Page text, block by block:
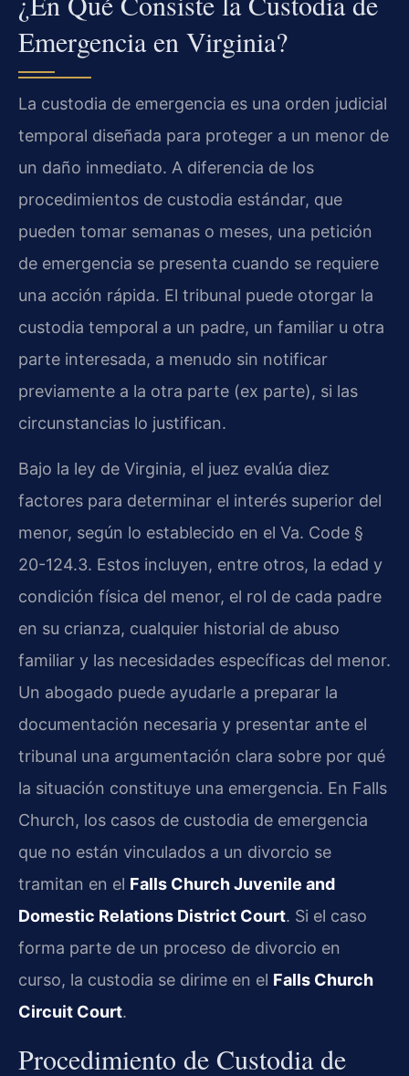
Emergencia en Virginia?
La custodia de emergencia es una orden judicial
temporal diseñada para proteger a un menor de
un daño inmediato. A diferencia de los
procedimientos de custodia estándar, que
pueden tomar semanas o meses, una petición
de emergencia se presenta cuando se requiere
una acción rápida. El tribunal puede otorgar la
custodia temporal a un padre, un familiar u otra
parte interesada, a menudo sin notificar
previamente a la otra parte (ex parte), si las
circunstancias lo justifican.
Bajo la ley de Virginia, el juez evalúa diez
factores para determinar el interés superior del
menor, según lo establecido en el Va. Code §
20-124.3. Estos incluyen, entre otros, la edad y
condición física del menor, el rol de cada padre
en su crianza, cualquier historial de abuso
familiar y las necesidades específicas del menor.
Un abogado puede ayudarle a preparar la
documentación necesaria y presentar ante el
tribunal una argumentación clara sobre por qué
la situación constituye una emergencia. En Falls
Church, los casos de custodia de emergencia
que no están vinculados a un divorcio se
tramitan en el Falls Church Juvenile and
Domestic Relations District Court. Si el caso
forma parte de un proceso de divorcio en
curso, la custodia se dirime en el Falls Church
Circuit Court.
Procedimiento de Custodia de